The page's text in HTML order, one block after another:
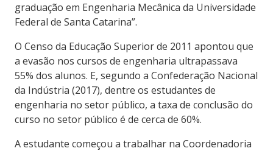
graduação em Engenharia Mecânica da Universidade
Federal de Santa Catarina”.
O Censo da Educação Superior de 2011 apontou que
a evasão nos cursos de engenharia ultrapassava
55% dos alunos. E, segundo a Confederação Nacional
da Indústria (2017), dentre os estudantes de
engenharia no setor público, a taxa de conclusão do
curso no setor público é de cerca de 60%.
A estudante começou a trabalhar na Coordenadoria